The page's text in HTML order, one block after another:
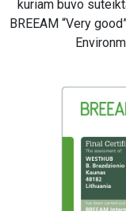
kuriam buvo
BREEAM “Very